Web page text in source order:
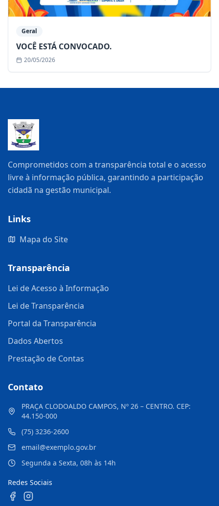
Geral
VOCÊ ESTÁ CONVOCADO.
20/05/2026
Comprometidos com a transparência total e o acesso
livre à informação pública, garantindo a participação
cidadã na gestão municipal.
Links
Mapa do Site
Transparência
Lei de Acesso à Informação
Lei de Transparência
Portal da Transparência
Dados Abertos
Prestação de Contas
Contato
PRAÇA CLODOALDO CAMPOS, Nº 26 – CENTRO. CEP:
44.150-000
(75) 3236-2600
email@exemplo.gov.br
Segunda a Sexta, 08h às 14h
Redes Sociais